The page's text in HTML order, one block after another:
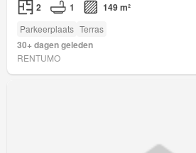
2 1 149 m²
Parkeerplaats Terras
30+ dagen geleden
RENTUMO